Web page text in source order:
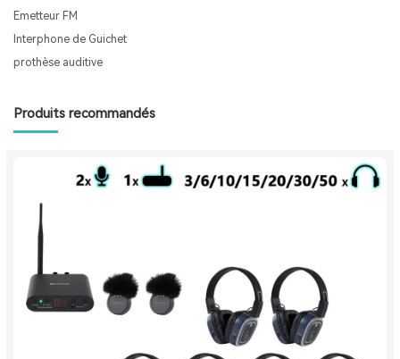
Emetteur FM
Interphone de Guichet
prothèse auditive
Produits recommandés